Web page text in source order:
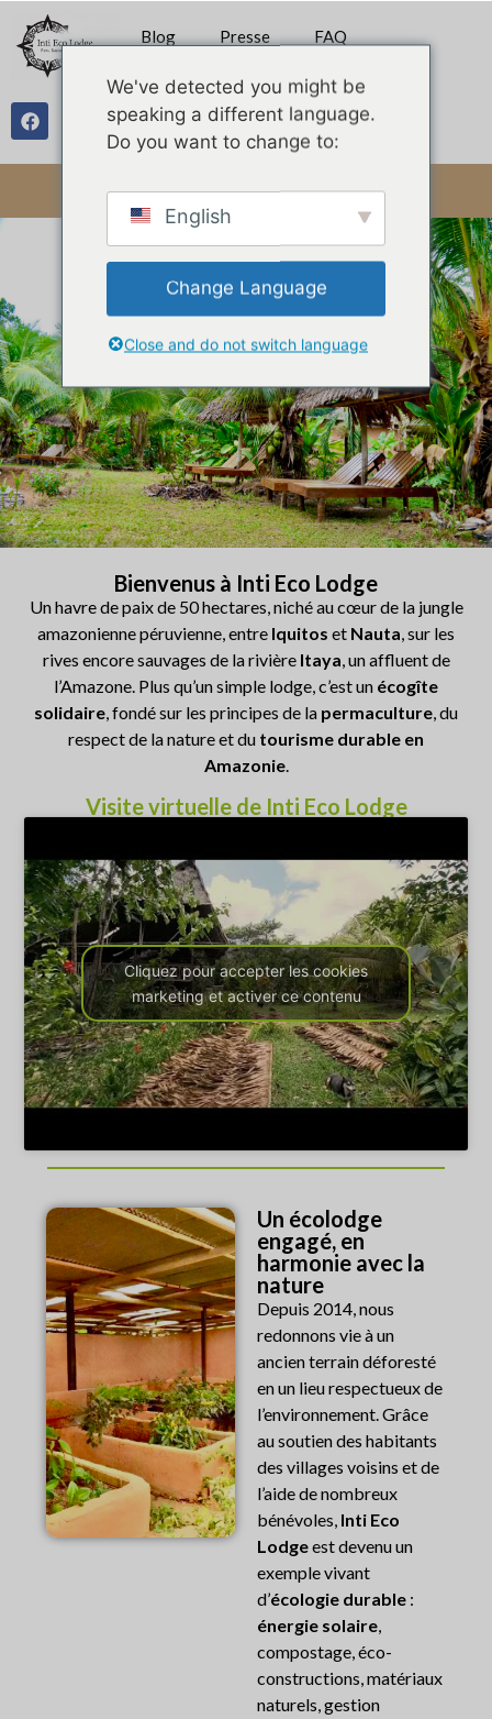
Blog Presse FAQ
Galerie
Bienvenus à Inti Eco Lodge
Un havre de paix de 50 hectares, niché au cœur de la jungle
amazonienne péruvienne, entre Iquitos et Nauta, sur les
rives encore sauvages de la rivière Itaya, un affluent de
l’Amazone. Plus qu’un simple lodge, c’est un écogîte
solidaire, fondé sur les principes de la permaculture, du
respect de la nature et du tourisme durable en
Amazonie.
Visite virtuelle de Inti Eco Lodge
Cliquez pour accepter les cookies
marketing et activer ce contenu
Un écolodge
engagé, en
harmonie avec la
nature
Depuis 2014, nous
redonnons vie à un
ancien terrain déforesté
en un lieu respectueux de
l’environnement. Grâce
au soutien des habitants
des villages voisins et de
l’aide de nombreux
bénévoles, Inti Eco
Lodgeest devenu un
exemple vivant
d’écologie durable :
énergie solaire,
compostage, éco-
constructions, matériaux
naturels, gestion
We've detected you might be
speaking a different language.
Do you want to change to:
English
Change Language
Close and do not switch language